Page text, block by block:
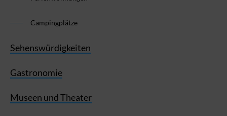
Campingplätze
Sehenswürdigkeiten
Gastronomie
Museen und Theater